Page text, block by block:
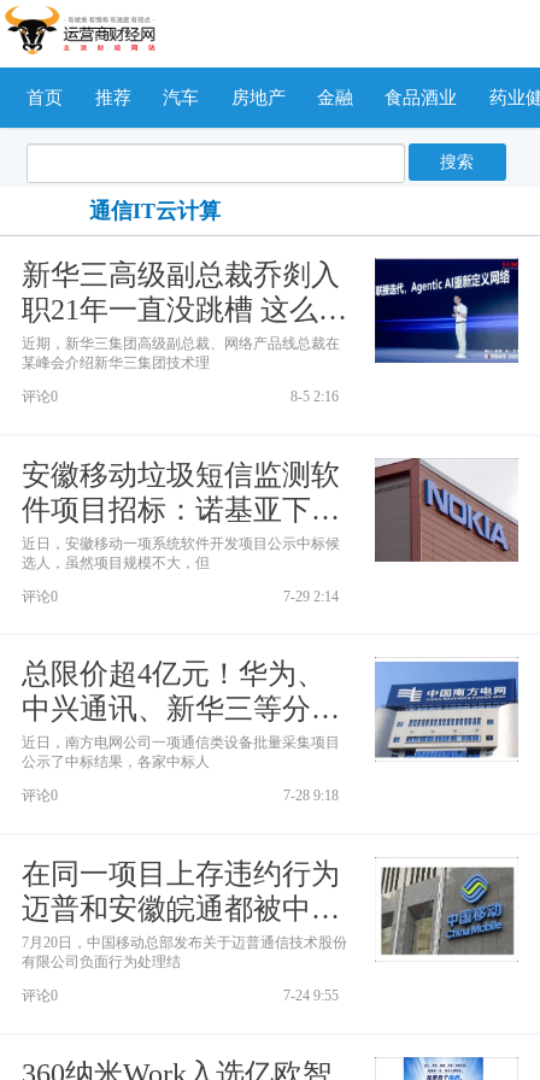
首页 推荐 汽车 房地产 金融 食品酒业 药业
搜索
通信IT云计算
新华三高级副总裁乔剡入
职21年一直没跳槽 这么重
情重义？
近期，新华三集团高级副总裁、网络产品线总裁在
某峰会介绍新华三集团技术理
评论0
8-5 2:16
安徽移动垃圾短信监测软
件项目招标：诺基亚下属
企业被否决
近日，安徽移动一项系统软件开发项目公示中标候
选人，虽然项目规模不大，但
评论0
7-29 2:14
总限价超4亿元！华为、
中兴通讯、新华三等分羹
南方电网通信设备采购项
目
近日，南方电网公司一项通信类设备批量采集项目
公示了中标结果，各家中标人
评论0
7-28 9:18
在同一项目上存违约行为
迈普和安徽皖通都被中国
移动总部通报
7月20日，中国移动总部发布关于迈普通信技术股份
有限公司负面行为处理结
评论0
7-24 9:55
360纳米Work入选亿欧智